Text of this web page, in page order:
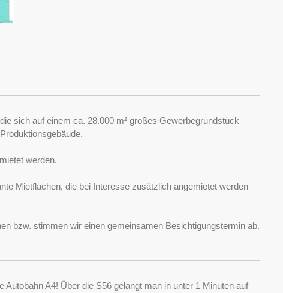
sich auf einem ca. 28.000 m² großes Gewerbegrundstück
werden.
Mietflächen, die bei Interesse zusätzlich angemietet werden
bzw. stimmen wir einen gemeinsamen Besichtigungstermin ab.
A4! Über die S56 gelangt man in unter 1 Minuten auf